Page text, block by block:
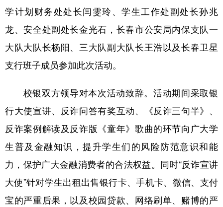
广东 广西 海南 重庆
四川 贵州 云南 西藏
多语种频道
English Español Français عربى
Deutsch Português
学计划财务处处长闫雯玲、学生工作处副处长孙兆
龙、安全处副处长金光石，长春市公安局内保支队一
大队大队长杨阳、三大队副大队长王浩以及长春卫星
支行班子成员参加此次活动。
校银双方领导对本次活动致辞。活动期间采取银
行大使宣讲、反诈问答有奖互动、《反诈三句半》、
反诈案例解读及反诈版《童年》歌曲的环节向广大学
生普及金融知识，提升学生们的风险防范意识和能
力，保护广大金融消费者的合法权益。同时“反诈宣讲
大使”针对学生出租出售银行卡、手机卡、微信、支付
宝的严重后果，以及校园贷款、网络刷单、赌博的严